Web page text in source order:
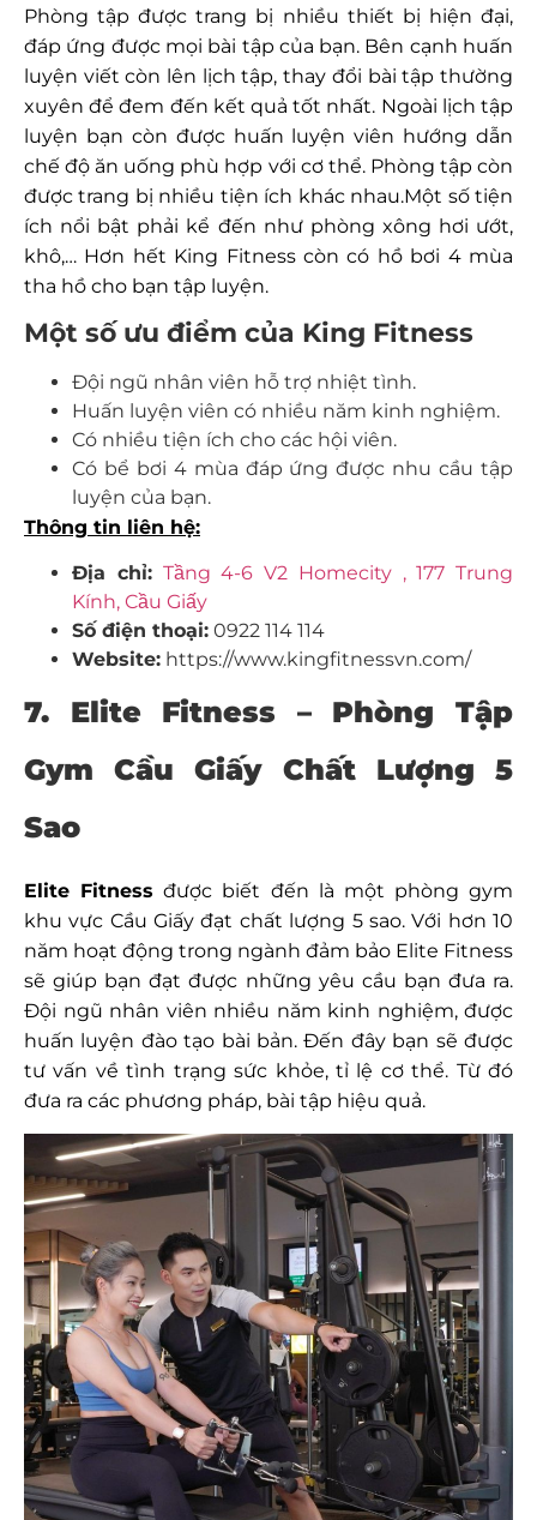
Phòng tập được trang bị nhiều thiết bị hiện đại,
đáp ứng được mọi bài tập của bạn. Bên cạnh huấn
luyện viết còn lên lịch tập, thay đổi bài tập thường
xuyên để đem đến kết quả tốt nhất. Ngoài lịch tập
luyện bạn còn được huấn luyện viên hướng dẫn
chế độ ăn uống phù hợp với cơ thể. Phòng tập còn
được trang bị nhiều tiện ích khác nhau.Một số tiện
ích nổi bật phải kể đến như phòng xông hơi ướt,
khô,… Hơn hết King Fitness còn có hồ bơi 4 mùa
tha hồ cho bạn tập luyện.
Một số ưu điểm của King Fitness
Đội ngũ nhân viên hỗ trợ nhiệt tình.
Huấn luyện viên có nhiều năm kinh nghiệm.
Có nhiều tiện ích cho các hội viên.
Có bể bơi 4 mùa đáp ứng được nhu cầu tập
luyện của bạn.
Thông tin liên hệ:
Địa chỉ: Tầng 4-6 V2 Homecity , 177 Trung
Kính, Cầu Giấy
Số điện thoại: 0922 114 114
Website: https://www.kingfitnessvn.com/
7. Elite Fitness – Phòng Tập
Gym Cầu Giấy Chất Lượng 5
Sao
Elite Fitness được biết đến là một phòng gym
khu vực Cầu Giấy đạt chất lượng 5 sao. Với hơn 10
năm hoạt động trong ngành đảm bảo Elite Fitness
sẽ giúp bạn đạt được những yêu cầu bạn đưa ra.
Đội ngũ nhân viên nhiều năm kinh nghiệm, được
huấn luyện đào tạo bài bản. Đến đây bạn sẽ được
tư vấn về tình trạng sức khỏe, tỉ lệ cơ thể. Từ đó
đưa ra các phương pháp, bài tập hiệu quả.